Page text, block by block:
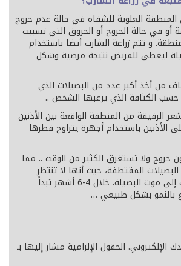
المنطقة العلوية للشفاه في حالة عدم خروج
في حالة الجروح أو الحروق التي تسببت
و تتم زراعة الشارب أيضا باستخدام
ليعطي للمريض نتيجة مرضية وشكل
من أخذ أكبر عدد من البصيلات الذي
حسب الكثافة الذي يرغبها الشخص ..
الرقيقة من المنطقة الواقعة بين الأذنين
الأذنين باستخدام أجهزة يتراوح قطرها
جروح ولا تستغرق الكثير من الوقت .. مما
البصيلات المقتطفة، حيث أنها لا تنتظر
كثيراً، فقد يؤدي ذلك إلى موت البصيلة. خلال 4-6 أشهر تبداً
بالنمو بشكل طبيعي …
الإلكتروني. الحقول الإلزامية مشار إليها بـ